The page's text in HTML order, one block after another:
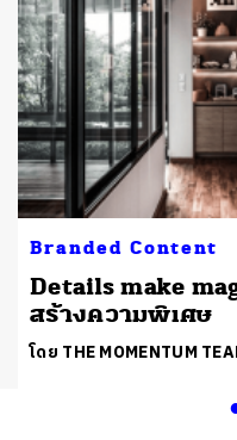
Branded Content
Details make
สร้างความพิเศษ
โดย THE MOMENTUM